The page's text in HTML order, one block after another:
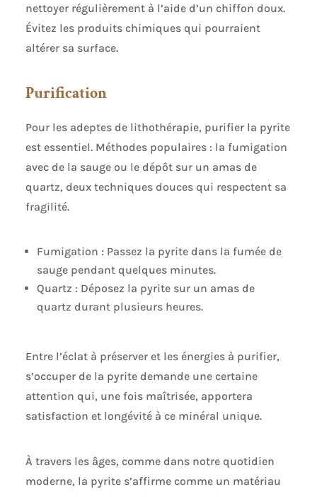
nettoyer régulièrement à l’aide d’un chiffon doux.
Évitez les produits chimiques qui pourraient
altérer sa surface.
Purification
Pour les adeptes de lithothérapie, purifier la pyrite
est essentiel. Méthodes populaires : la fumigation
avec de la sauge ou le dépôt sur un amas de
quartz, deux techniques douces qui respectent sa
fragilité.
Fumigation : Passez la pyrite dans la fumée de
sauge pendant quelques minutes.
Quartz : Déposez la pyrite sur un amas de
quartz durant plusieurs heures.
Entre l’éclat à préserver et les énergies à purifier,
s’occuper de la pyrite demande une certaine
attention qui, une fois maîtrisée, apportera
satisfaction et longévité à ce minéral unique.
À travers les âges, comme dans notre quotidien
moderne, la pyrite s’affirme comme un matériau